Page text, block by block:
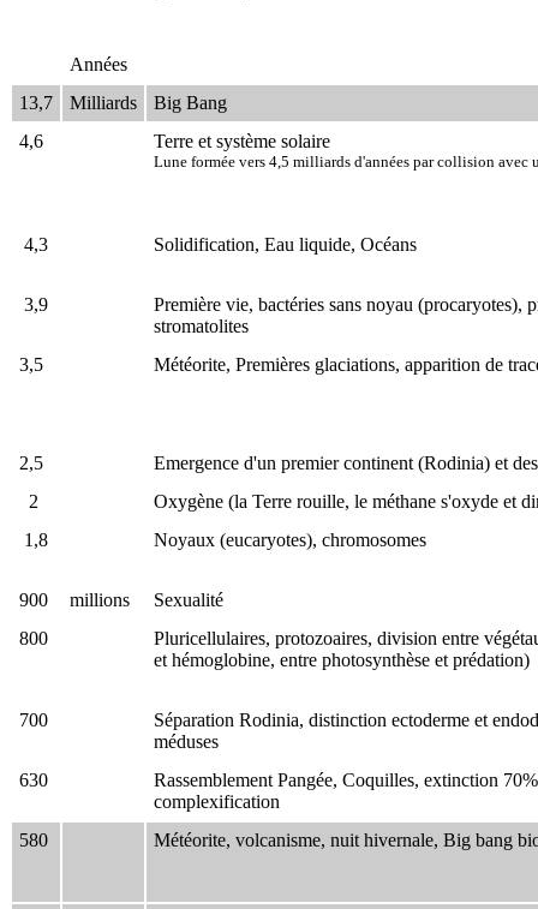
Années
13,7
Milliards
Big Bang
4,6
Terre et système solaire
Lune formée vers 4,5 milliards d'années par collision avec
4,3 Solidification, Eau liquide, Océans
3,9
Première vie, bactéries sans noyau (procaryotes),
stromatolites
3,5
Météorite, Premières glaciations, apparition de
2,5
Emergence d'un premier continent (Rodinia) et
2
Oxygène (la Terre rouille, le méthane s'oxyde et
1,8
Noyaux (eucaryotes), chromosomes
900 millions
Sexualité
800
Pluricellulaires, protozoaires, division entre
et hémoglobine, entre photosynthèse et prédation)
700
Séparation Rodinia, distinction ectoderme et
méduses
630
Rassemblement Pangée, Coquilles, extinction
complexification
580
Météorite, volcanisme, nuit hivernale, Big bang